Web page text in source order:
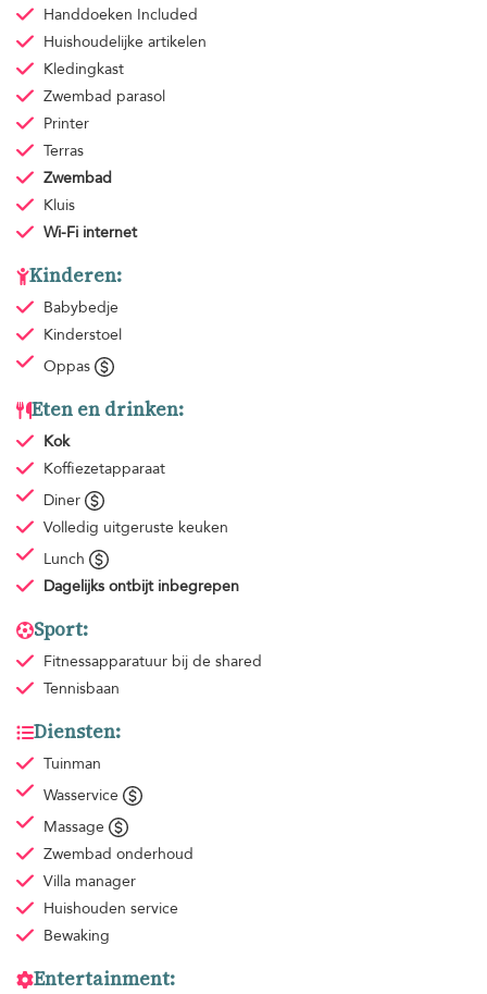
Handdoeken Included
Huishoudelijke artikelen
Kledingkast
Zwembad parasol
Printer
Terras
Zwembad
Kluis
Wi-Fi internet
Kinderen:
Babybedje
Kinderstoel
Oppas
Eten en drinken:
Kok
Koffiezetapparaat
Diner
Volledig uitgeruste keuken
Lunch
Dagelijks ontbijt inbegrepen
Sport:
Fitnessapparatuur bij de shared
Tennisbaan
Diensten:
Tuinman
Wasservice
Massage
Zwembad onderhoud
Villa manager
Huishouden service
Bewaking
Entertainment: